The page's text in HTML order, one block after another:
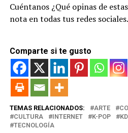
Cuéntanos ¿Qué opinas de
nota en todas tus redes sociales.
Comparte si te gusto
TEMAS RELACIONADOS: ARTE
CULTURA
INTERNET K-POP
TECNOLOGÍA